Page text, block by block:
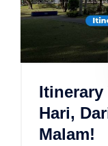
Itinerary
Hari,
Malam!